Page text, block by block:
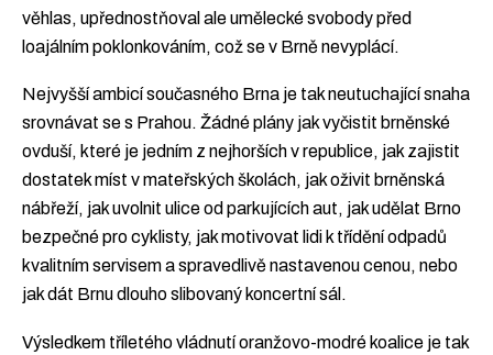
věhlas, upřednostňoval ale umělecké svobody před
loajálním poklonkováním, což se v Brně nevyplácí.
Nejvyšší ambicí současného Brna je tak neutuchající snaha
srovnávat se s Prahou. Žádné plány jak vyčistit brněnské
ovduší, které je jedním z nejhorších v republice, jak zajistit
dostatek míst v mateřských školách, jak oživit brněnská
nábřeží, jak uvolnit ulice od parkujících aut, jak udělat Brno
bezpečné pro cyklisty, jak motivovat lidi k třídění odpadů
kvalitním servisem a spravedlivě nastavenou cenou, nebo
jak dát Brnu dlouho slibovaný koncertní sál.
Výsledkem tříletého vládnutí oranžovo-modré koalice je tak